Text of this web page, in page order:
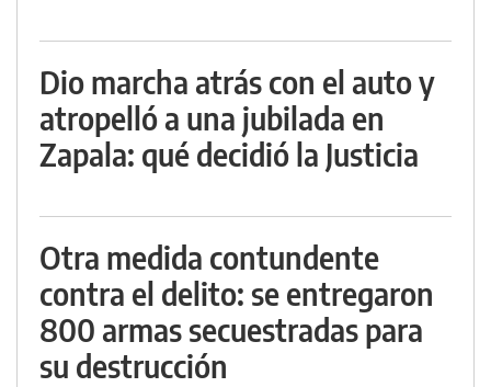
Dio marcha atrás con el auto y
atropelló a una jubilada en
Zapala: qué decidió la Justicia
Otra medida contundente
contra el delito: se entregaron
800 armas secuestradas para
su destrucción